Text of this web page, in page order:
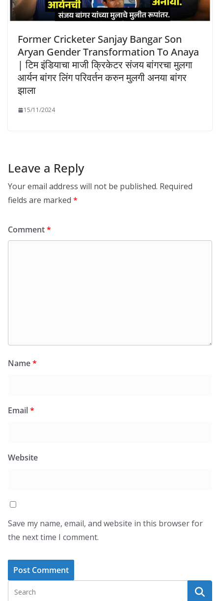
Former Cricketer Sanjay Bangar Son
Aryan Gender Transformation To Anaya
| टिम इंडियाचा माजी क्रिकेटर संजय बांगरचा मुलगा
आर्यन बांगर लिंग परिवर्तन करुन मुलगी अनया बांगर
झाला
15/11/2024
Leave a Reply
Your email address will not be published. Required
fields are marked *
Comment*
Name*
Email*
Website
Save my name, email, and website in this browser for
the next time I comment.